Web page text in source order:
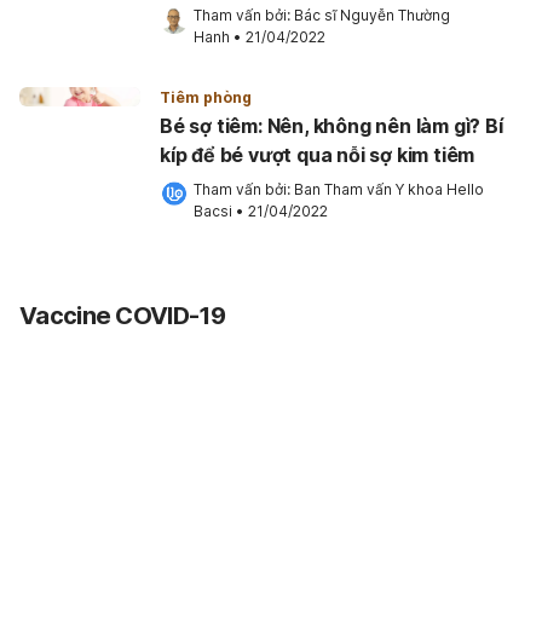
Tham vấn bởi: Bác sĩ Nguyễn Thường
Hanh • 21/04/2022
Tiêm phòng
Bé sợ tiêm: Nên, không nên làm gì? Bí
kíp để bé vượt qua nỗi sợ kim tiêm
Tham vấn bởi: Ban Tham vấn Y khoa Hello
Bacsi • 21/04/2022
Vaccine COVID-19